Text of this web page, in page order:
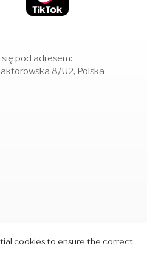
pod adresem:
8/U2, Polska
cookies to ensure the correct